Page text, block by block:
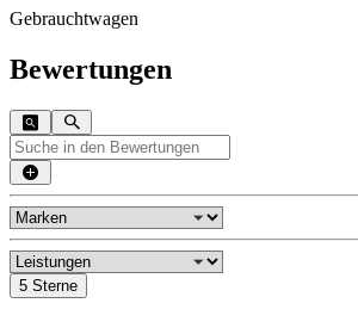
Gebrauchtwagen
Bewertungen
5 Sterne